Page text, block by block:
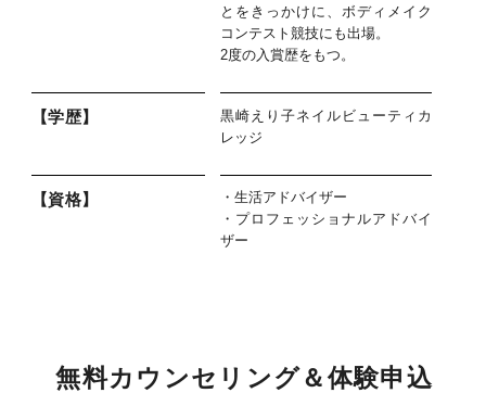
とをきっかけに、ボディメイク
コンテスト競技にも出場。
2度の入賞歴をもつ。
【学歴】
黒崎えり子ネイルビューティカ
レッジ
【資格】
・生活アドバイザー
・プロフェッショナルアドバイ
ザー
無料カ ウ ンセ リ ング＆体験申込